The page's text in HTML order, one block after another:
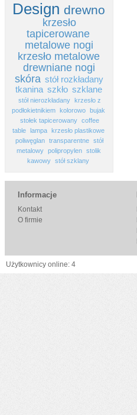
Design drewno
krzesło
tapicerowane
metalowe nogi
krzesło metalowe
drewniane nogi
skóra stół rozkładany
tkanina szkło szklane
stół nierozkładany krzesło z
podłokietnikiem kolorowo bujak
stołek tapicerowany coffee
table lampa krzesło plastikowe
poliwęglan
transparentne
stół
metalowy
polipropylen
stolik
kawowy
stół szklany
Informacje
Kontakt
O firmie
Użytkownicy online: 4